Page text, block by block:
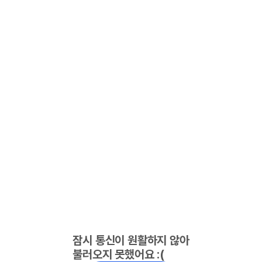
잠시 통신이 원활하지 않아
불러오지 못했어요 :(